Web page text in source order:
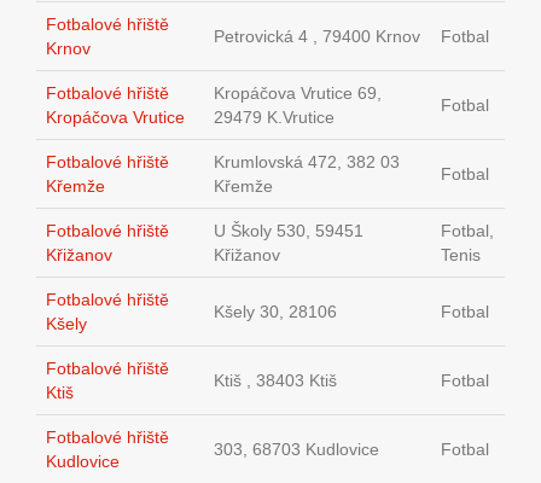
Fotbalové hřiště
Krnov
Petrovická 4 , 79400 Krnov Fotbal
Fotbalové hřiště
Kropáčova Vrutice
Kropáčova Vrutice 69,
29479 K.Vrutice
Fotbal
Fotbalové hřiště
Křemže
Krumlovská 472, 382 03
Křemže
Fotbal
Fotbalové hřiště
Křižanov
U Školy 530, 59451
Křižanov
Fotbal,
Tenis
Fotbalové hřiště
Kšely
Kšely 30, 28106 Fotbal
Fotbalové hřiště
Ktiš
Ktiš , 38403 Ktiš Fotbal
Fotbalové hřiště
Kudlovice
303, 68703 Kudlovice Fotbal